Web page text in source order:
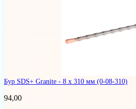
Бур SDS+ Granite - 8 х 310 мм (0-08-310)
94,00